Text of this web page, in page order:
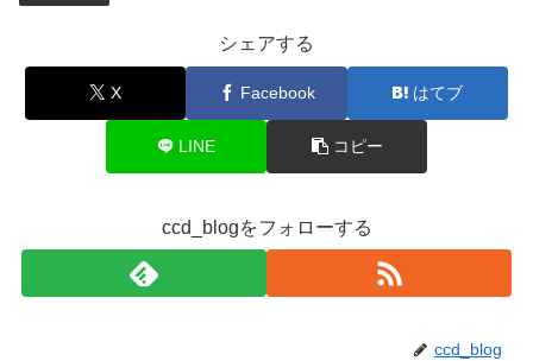
シェアする
X Facebook はてブ
LINE コピー
ccd_blogをフォローする
ccd_blog